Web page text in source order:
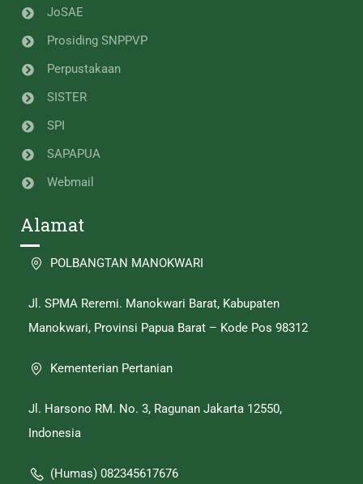
JoSAE
Prosiding SNPPVP
Perpustakaan
SISTER
SPI
SAPAPUA
Webmail
Alamat
POLBANGTAN MANOKWARI
Jl. SPMA Reremi. Manokwari Barat, Kabupaten
Manokwari, Provinsi Papua Barat – Kode Pos 98312
Kementerian Pertanian
Jl. Harsono RM. No. 3, Ragunan Jakarta 12550,
Indonesia
(Humas) 082345617676